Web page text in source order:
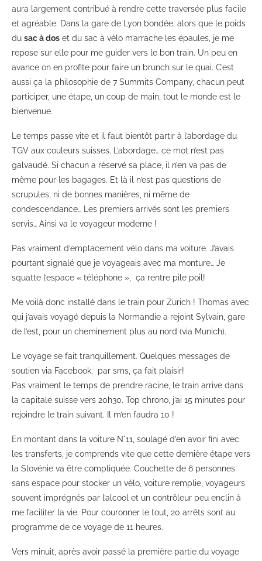
aura largement contribué à rendre cette traversée plus facile
et agréable. Dans la gare de Lyon bondée, alors que le poids
du sac à dos et du sac à vélo m’arrache les épaules, je me
repose sur elle pour me guider vers le bon train. Un peu en
avance on en profite pour faire un brunch sur le quai. C’est
aussi ça la philosophie de 7 Summits Company, chacun peut
participer, une étape, un coup de main, tout le monde est le
bienvenue.
Le temps passe vite et il faut bientôt partir à l’abordage du
TGV aux couleurs suisses. L’abordage… ce mot n’est pas
galvaudé. Si chacun a réservé sa place, il n’en va pas de
même pour les bagages. Et là il n’est pas questions de
scrupules, ni de bonnes manières, ni même de
condescendance… Les premiers arrivés sont les premiers
servis… Ainsi va le voyageur moderne !
Pas vraiment d’emplacement vélo dans ma voiture. J’avais
pourtant signalé que je voyageais avec ma monture… Je
squatte l’espace « téléphone », ça rentre pile poil!
Me voilà donc installé dans le train pour Zurich ! Thomas avec
qui j’avais voyagé depuis la Normandie a rejoint Sylvain, gare
de l’est, pour un cheminement plus au nord (via Munich).
Le voyage se fait tranquillement. Quelques messages de
soutien via Facebook, par sms, ça fait plaisir!
Pas vraiment le temps de prendre racine, le train arrive dans
la capitale suisse vers 20h30. Top chrono, j’ai 15 minutes pour
rejoindre le train suivant. Il m’en faudra 10 !
En montant dans la voiture N°11, soulagé d’en avoir fini avec
les transferts, je comprends vite que cette dernière étape vers
la Slovénie va être compliquée. Couchette de 6 personnes
sans espace pour stocker un vélo, voiture remplie, voyageurs
souvent imprégnés par l’alcool et un contrôleur peu enclin à
me faciliter la vie. Pour couronner le tout, 20 arrêts sont au
programme de ce voyage de 11 heures.
Vers minuit, après avoir passé la première partie du voyage